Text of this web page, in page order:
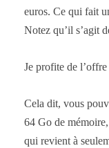
euros. Ce qui fait
Notez qu’il s’agit
Je profite de
Cela dit, vous
64 Go de
qui revient à